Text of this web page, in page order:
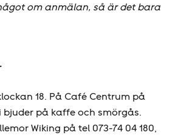
om anmälan, så är det bara
18. På Café Centrum på
bjuder på kaffe och smörgås.
Wiking på tel 073-74 04 180,